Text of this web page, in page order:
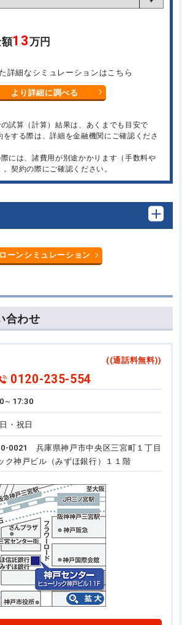
13万円
詳細なシミュレーションはこちら
より詳細に調べる
試算（計算）結果は、あくまでも目安で
する際は、詳細を金融機関にご確認くださ
には、諸費用が別途かかります（手数料や
契約の際にご確認ください。
ローンシミュレーション
合わせ
((通話料無料))
0120-235-554
～17:30
・祝日
0021 兵庫県神戸市中央区三宮町１丁目
ク神戸ビル（みずほ銀行）１１階